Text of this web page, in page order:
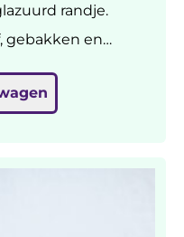
randje.
gebakken en